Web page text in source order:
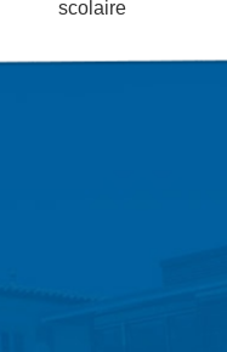
scolaire